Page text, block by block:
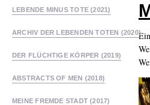
LEBENDE MINUS TOTE (2021)
ARCHIV DER LEBENDEN TOTEN (2020)
DER FLÜCHTIGE KÖRPER (2019)
ABSTRACTS OF MEN (2018)
MEINE FREMDE STADT (2017)